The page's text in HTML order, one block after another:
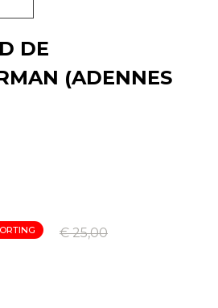
DE
(ADENNES
€ 25,00